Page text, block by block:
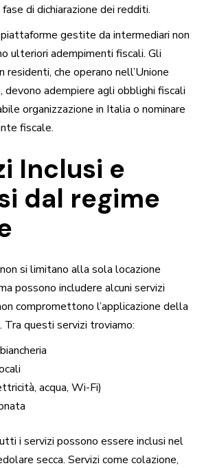
di dichiarazione dei redditi.
gestite da intermediari non
ulteriori adempimenti fiscali. Gli
residenti, che operano nell’Unione
devono adempiere agli obblighi fiscali
organizzazione in Italia o nominare
fiscale.
Inclusi e
dal regime
si limitano alla sola locazione
possono includere alcuni servizi
compromettono l’applicazione della
Tra questi servizi troviamo:
acqua, Wi-Fi)
i servizi possono essere inclusi nel
secca. Servizi come colazione,